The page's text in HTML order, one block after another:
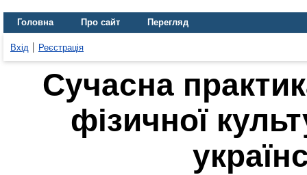
Головна Про сайт Перегляд
Вхід Реєстрація
Сучасна
фізичної